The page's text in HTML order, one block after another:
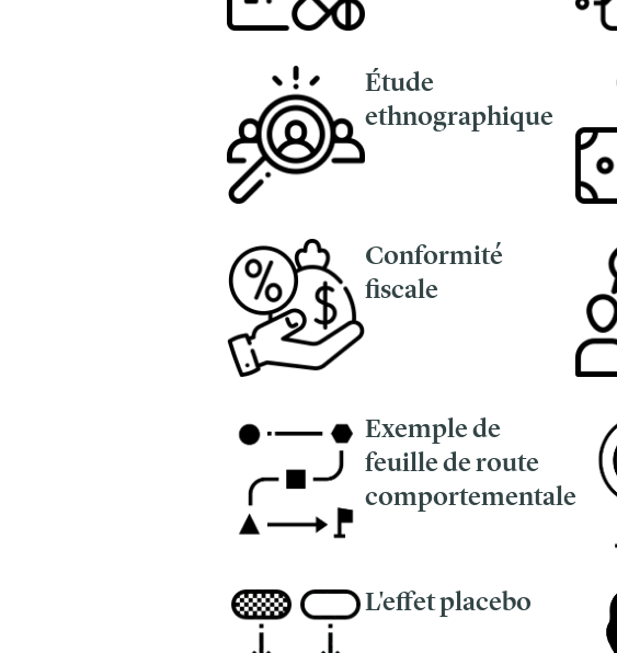
Étude
ethnographique
Conformité
fiscale
Exemple de
feuille de route
comportementale
L'effet placebo